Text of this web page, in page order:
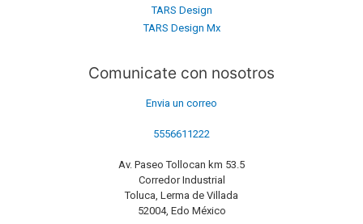
TARS Design
TARS Design Mx
Comunicate con nosotros
Envia un correo
5556611222
Av. Paseo Tollocan km 53.5
Corredor Industrial
Toluca, Lerma de Villada
52004, Edo México